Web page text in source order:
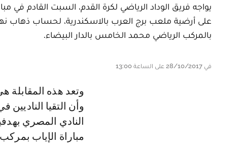
يواجه فريق الوداد الرياضي لكرة القدم، السبت القادم
بالمركب الرياضي محمد الخامس بالدار البيضاء.
في 28/10/2017 على الساعة 13:00
وتعد هذه المقابلة هي الثالثة للفريقين في عصبة الأبطال لهذا الموسم، حيث سبق
وأن التقيا
النادي المصري
مباراة الإياب